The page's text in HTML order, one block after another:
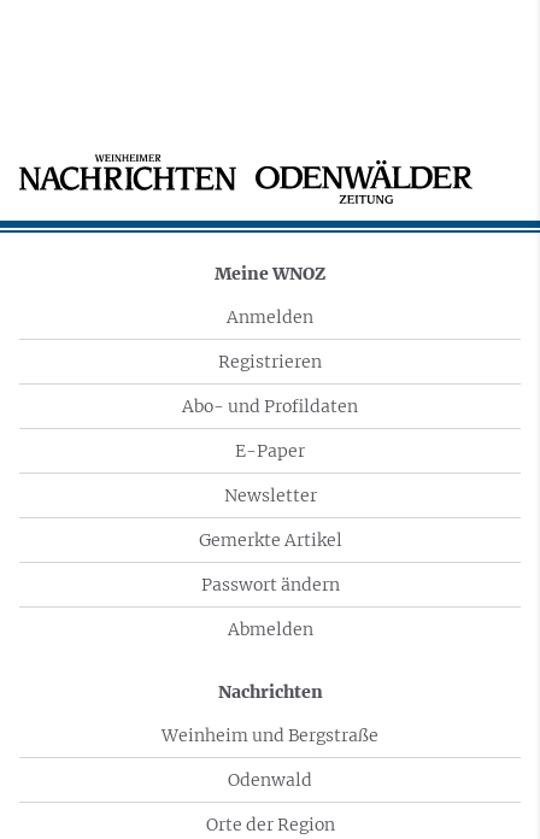
Meine WNOZ
Anmelden
Registrieren
Abo- und Profildaten
E-Paper
Newsletter
Gemerkte Artikel
Passwort ändern
Abmelden
Nachrichten
Weinheim und Bergstraße
Odenwald
Orte der Region